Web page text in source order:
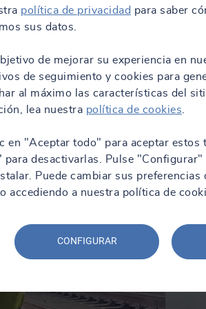
política de privacidad para saber
sus datos.
de mejorar su experiencia en
de seguimiento y cookies para
al máximo las características del
lea nuestra política de cookies
en "Aceptar todo" para aceptar estos
para desactivarlas. Pulse
Puede cambiar sus preferencias
accediendo a nuestra política de
CONFIGURAR